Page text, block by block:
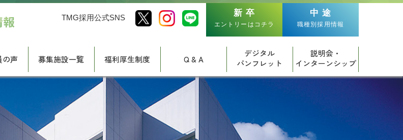
TMG採用公式SNS 新 卒
エントリーはコチラ
中 途
職種別採用情報
の声 募集施設一覧 福利厚生制度 Q & A
デジタル
パンフレット
説明会・
インターンシップ